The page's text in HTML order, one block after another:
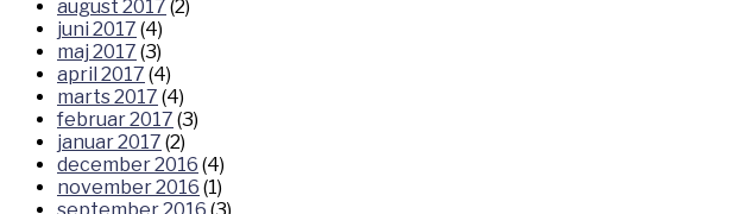
august 2017 (2)
juni 2017 (4)
maj 2017 (3)
april 2017 (4)
marts 2017 (4)
februar 2017 (3)
januar 2017 (2)
december 2016 (4)
november 2016 (1)